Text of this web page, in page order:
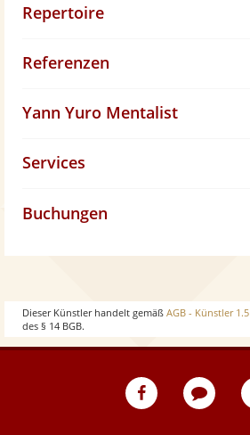
Repertoire
Referenzen
Yann Yuro Mentalist
Services
Buchungen
Dieser Künstler handelt gemäß AGB - Künstler 1.5
des § 14 BGB.
eventpeppers
Blog